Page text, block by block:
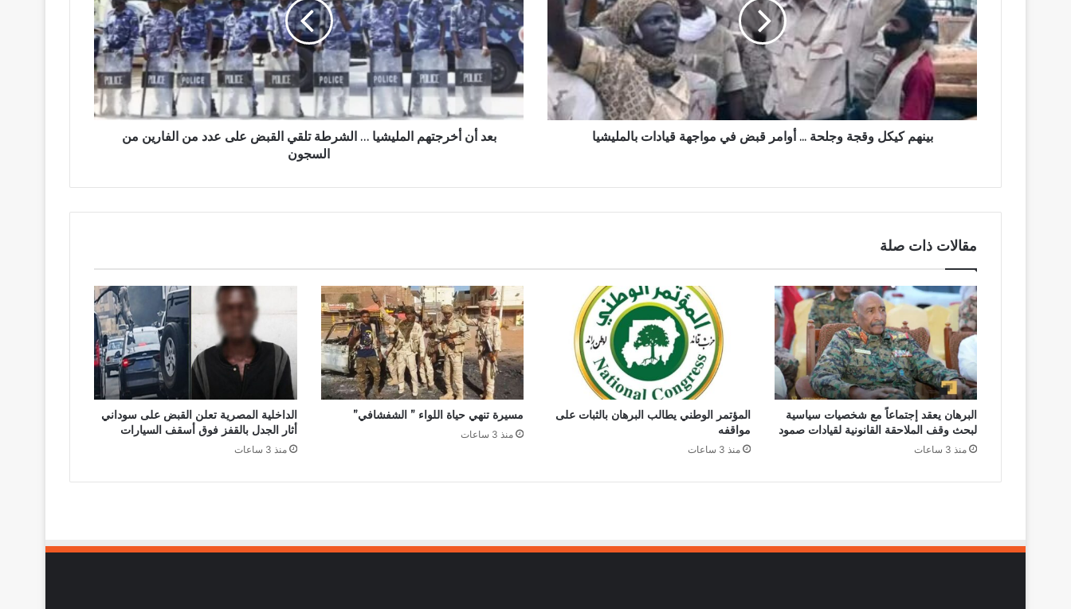
أوامر
قبض
في
مواجهة
قيادات
بالمليشيا
بينهم كيكل وقجة وجلحة ... أوامر قبض في مواجهة قيادات بالمليشيا
الشرطة
تلقي
القبض
على
عدد
من
الفارين
السجون
بعد أن أخرجتهم المليشيا … الشرطة تلقي القبض على عدد من الفارين من
السجون
مقالات ذات صلة
البرهان يعقد إجتماعاً مع شخصيات سياسية
لبحث وقف الملاحقة القانونية لقيادات صمود
منذ 3 ساعات
المؤتمر الوطني يطالب البرهان بالثبات على
مواقفه
منذ 3 ساعات
مسيرة تنهي حياة اللواء ” الشفشافي”
منذ 3 ساعات
الداخلية المصرية تعلن القبض على سوداني
أثار الجدل بالقفز فوق أسقف السيارات
منذ 3 ساعات